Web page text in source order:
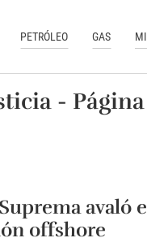
PETRÓLEO GAS
- Página
avaló
offshore